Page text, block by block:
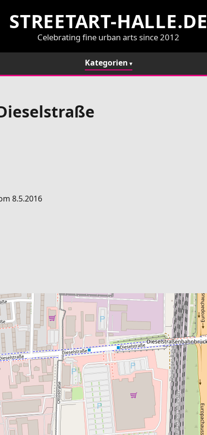
STREETART-HALLE.DE
Celebrating fine urban arts since 2012
Kategorien
8.5.2016